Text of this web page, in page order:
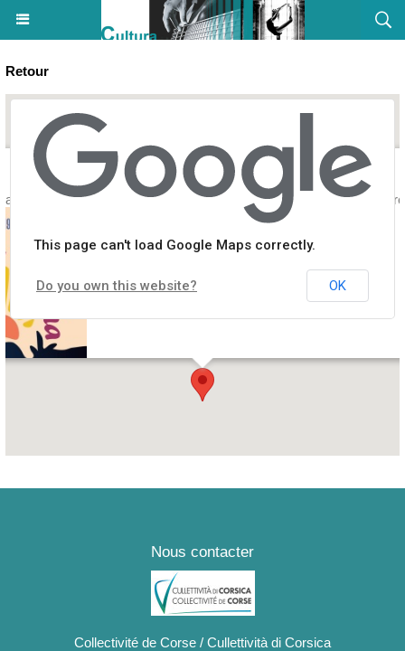
Retour
a Sarra : Statinali 2025 / Musique : Projet Lento - Théâtre de
This page can't load Google Maps correctly.
Do you own this website? OK
Nous contacter
Collectivité de Corse / Cullettività di Corsica